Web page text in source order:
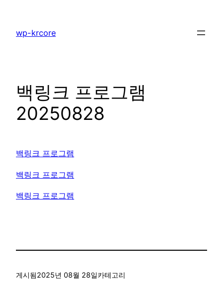
wp-krcore
백링크 프로그램
20250828
백링크 프로그램
백링크 프로그램
백링크 프로그램
게시됨2025년 08월 28일카테고리